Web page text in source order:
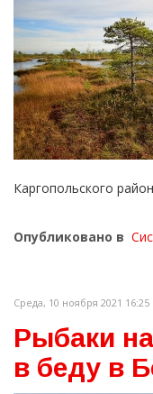
Каргопольского
Опубликовано в
Среда, 10 ноября 2021 16:25
Рыбаки
в беду в